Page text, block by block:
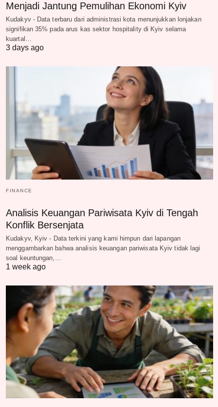
Menjadi Jantung Pemulihan Ekonomi Kyiv
Kudakyv - Data terbaru dari administrasi kota menunjukkan lonjakan
signifikan 35% pada arus kas sektor hospitality di Kyiv selama
kuartal…
3 days ago
FINANCE
Analisis Keuangan Pariwisata Kyiv di Tengah
Konflik Bersenjata
Kudakyv, Kyiv - Data terkini yang kami himpun dari lapangan
menggambarkan bahwa analisis keuangan pariwisata Kyiv tidak lagi
soal keuntungan,…
1 week ago